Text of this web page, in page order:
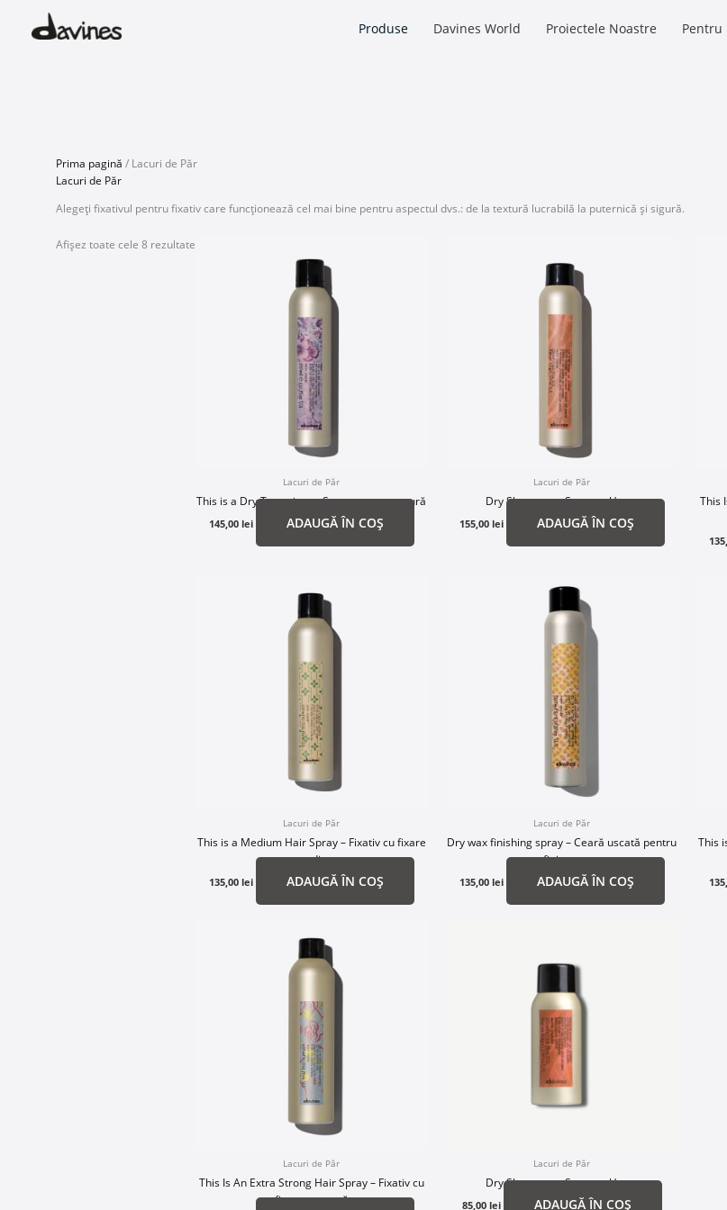
content
Produse Davines World Proiectele Noastre
Prima pagină / Lacuri de Păr
Lacuri de Păr
Alegeți fixativul pentru fixativ care funcționează cel mai bine pentru aspectul dvs.: de la textură lucrabilă la puternică și sigură.
Afișez toate cele 8 rezultate
Lacuri de Păr
This is a Dry Texturizer – Spray pentru textură
145,00 lei ADAUGĂ ÎN COȘ
Lacuri de Păr
Dry Shampoo – Șampon Uscat
155,00 lei ADAUGĂ ÎN COȘ
This
Lacuri de Păr
This is a Medium Hair Spray – Fixativ cu fixare
medie
135,00 lei ADAUGĂ ÎN COȘ
Lacuri de Păr
Dry wax finishing spray – Ceară uscată pentru
finisare
135,00 lei ADAUGĂ ÎN COȘ
This
Lacuri de Păr
This Is An Extra Strong Hair Spray – Fixativ cu
fixare extremă
Lacuri de Păr
Dry Shampoo – Șampon Uscat
85,00 lei ADAUGĂ ÎN COȘ